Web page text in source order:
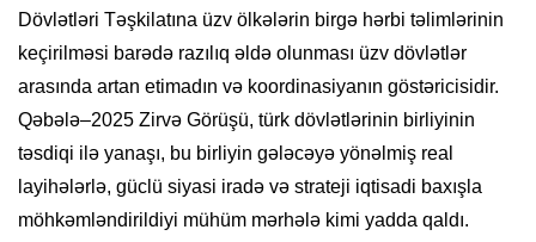
Dövlətləri Təşkilatına üzv ölkələrin birgə hərbi təlimlərinin
keçirilməsi barədə razılıq əldə olunması üzv dövlətlər
arasında artan etimadın və koordinasiyanın göstəricisidir.
Qəbələ–2025 Zirvə Görüşü, türk dövlətlərinin birliyinin
təsdiqi ilə yanaşı, bu birliyin gələcəyə yönəlmiş real
layihələrlə, güclü siyasi iradə və strateji iqtisadi baxışla
möhkəmləndirildiyi mühüm mərhələ kimi yadda qaldı.